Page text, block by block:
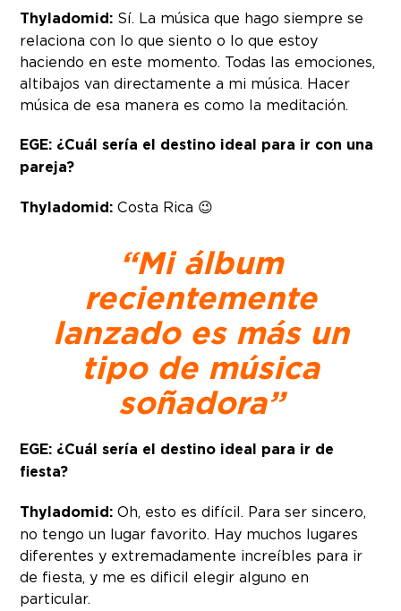
Thyladomid: Sí. La música que hago siempre se
relaciona con lo que siento o lo que estoy
haciendo en este momento. Todas las emociones,
altibajos van directamente a mi música. Hacer
música de esa manera es como la meditación.
EGE: ¿Cuál sería el destino ideal para ir con una
pareja?
Thyladomid: Costa Rica 😉
“Mi álbum
recientemente
lanzado es más un
tipo de música
soñadora”
EGE: ¿Cuál sería el destino ideal para ir de
fiesta?
Thyladomid: Oh, esto es difícil. Para ser sincero,
no tengo un lugar favorito. Hay muchos lugares
diferentes y extremadamente increíbles para ir
de fiesta, y me es dificil elegir alguno en
particular.